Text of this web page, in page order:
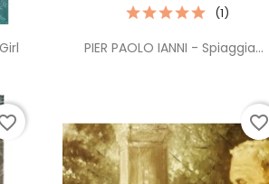
Anteprima
PIER PAOLO IANNI - Spiaggia...
(1)
favorite_border